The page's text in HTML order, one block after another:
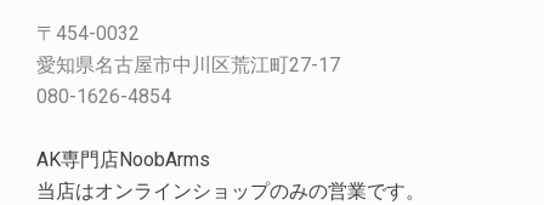
〒454-0032
愛知県名古屋市中川区荒江町27-17
080-1626-4854
AK専門店NoobArms
当店はオンラインショップのみの営業です。